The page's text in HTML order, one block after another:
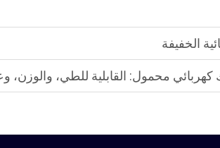
القابلية للطي، والوزن، وعمر البطارية لتلبية